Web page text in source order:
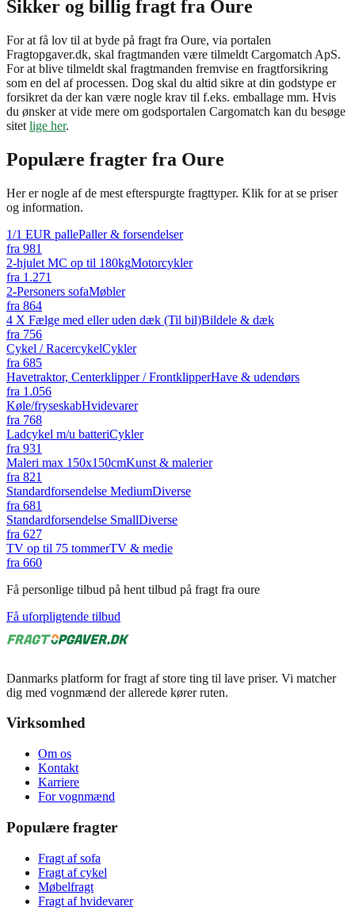
Sikker og billig fragt fra Oure
For at få lov til at byde på fragt fra Oure, via portalen
Fragtopgaver.dk, skal fragtmanden være tilmeldt Cargomatch ApS.
For at blive tilmeldt skal fragtmanden fremvise en fragtforsikring
som en del af processen. Dog skal du altid sikre at din godstype er
forsikret da der kan være nogle krav til f.eks. emballage mm. Hvis
du ønsker at vide mere om godsportalen Cargomatch kan du besøge
sitet lige her.
Populære fragter fra Oure
Her er nogle af de mest efterspurgte fragttyper. Klik for at se priser
og information.
1/1 EUR pallePaller & forsendelser
fra 981
2-hjulet MC op til 180kgMotorcykler
fra 1.271
2-Personers sofaMøbler
fra 864
4 X Fælge med eller uden dæk (Til bil)Bildele & dæk
fra 756
Cykel / RacercykelCykler
fra 685
Havetraktor, Centerklipper / FrontklipperHave & udendørs
fra 1.056
Køle/fryseskabHvidevarer
fra 768
Ladcykel m/u batteriCykler
fra 931
Maleri max 150x150cmKunst & malerier
fra 821
Standardforsendelse MediumDiverse
fra 681
Standardforsendelse SmallDiverse
fra 627
TV op til 75 tommerTV & medie
fra 660
Få personlige tilbud på hent tilbud på fragt fra oure
Få uforpligtende tilbud
Danmarks platform for fragt af store ting til lave priser. Vi matcher
dig med vognmænd der allerede kører ruten.
Virksomhed
Om os
Kontakt
Karriere
For vognmænd
Populære fragter
Fragt af sofa
Fragt af cykel
Møbelfragt
Fragt af hvidevarer